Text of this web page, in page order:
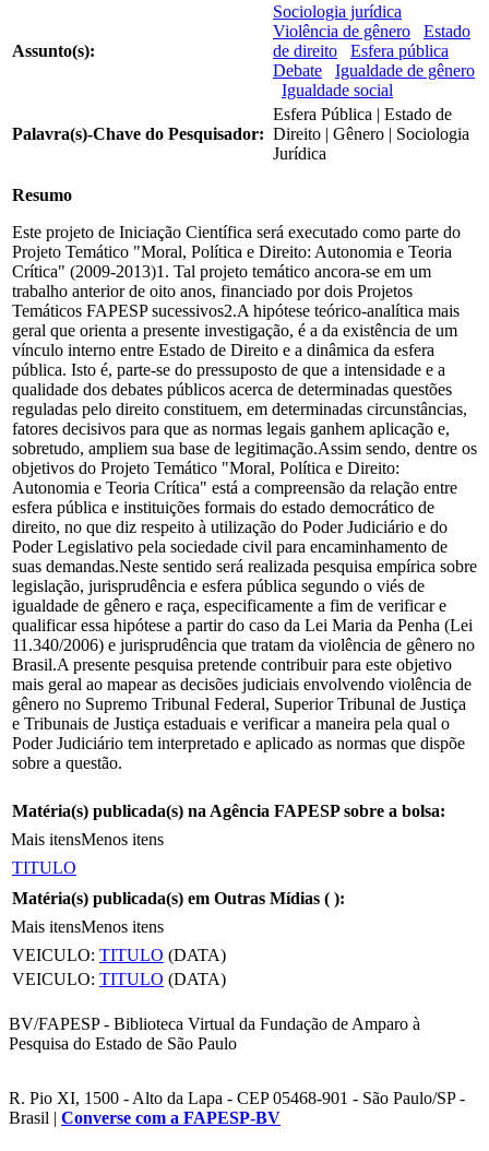
Assunto(s):
Sociologia jurídica
Violência de gênero
Estado
de direito
Esfera pública
Debate
Igualdade de gênero
Igualdade social
Palavra(s)-Chave do Pesquisador:
Esfera Pública | Estado de
Direito | Gênero | Sociologia
Jurídica
Resumo
Este projeto de Iniciação Científica será executado como parte do
Projeto Temático "Moral, Política e Direito: Autonomia e Teoria
Crítica" (2009-2013)1. Tal projeto temático ancora-se em um
trabalho anterior de oito anos, financiado por dois Projetos
Temáticos FAPESP sucessivos2.A hipótese teórico-analítica mais
geral que orienta a presente investigação, é a da existência de um
vínculo interno entre Estado de Direito e a dinâmica da esfera
pública. Isto é, parte-se do pressuposto de que a intensidade e a
qualidade dos debates públicos acerca de determinadas questões
reguladas pelo direito constituem, em determinadas circunstâncias,
fatores decisivos para que as normas legais ganhem aplicação e,
sobretudo, ampliem sua base de legitimação.Assim sendo, dentre os
objetivos do Projeto Temático "Moral, Política e Direito:
Autonomia e Teoria Crítica" está a compreensão da relação entre
esfera pública e instituições formais do estado democrático de
direito, no que diz respeito à utilização do Poder Judiciário e do
Poder Legislativo pela sociedade civil para encaminhamento de
suas demandas.Neste sentido será realizada pesquisa empírica sobre
legislação, jurisprudência e esfera pública segundo o viés de
igualdade de gênero e raça, especificamente a fim de verificar e
qualificar essa hipótese a partir do caso da Lei Maria da Penha (Lei
11.340/2006) e jurisprudência que tratam da violência de gênero no
Brasil.A presente pesquisa pretende contribuir para este objetivo
mais geral ao mapear as decisões judiciais envolvendo violência de
gênero no Supremo Tribunal Federal, Superior Tribunal de Justiça
e Tribunais de Justiça estaduais e verificar a maneira pela qual o
Poder Judiciário tem interpretado e aplicado as normas que dispõe
sobre a questão.
Matéria(s) publicada(s) na Agência FAPESP sobre a bolsa:
Mais itensMenos itens
TITULO
Matéria(s) publicada(s) em Outras Mídias ( ):
Mais itensMenos itens
VEICULO: TITULO (DATA)
VEICULO: TITULO (DATA)
BV/FAPESP - Biblioteca Virtual da Fundação de Amparo à
Pesquisa do Estado de São Paulo
R. Pio XI, 1500 - Alto da Lapa - CEP 05468-901 - São Paulo/SP -
Brasil | Converse com a FAPESP-BV